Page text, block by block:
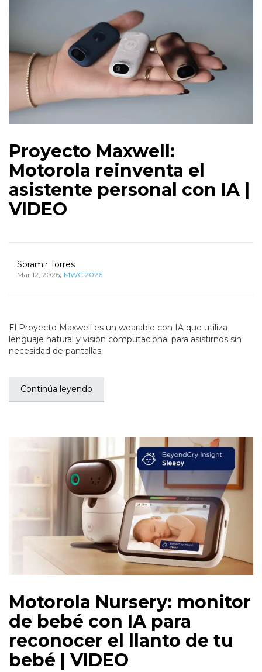
Proyecto Maxwell:
Motorola reinventa el
asistente personal con IA |
VIDEO
Soramir Torres
Mar 12, 2026, MWC 2026
El Proyecto Maxwell es un wearable con IA que utiliza
lenguaje natural y visión computacional para asistirnos sin
necesidad de pantallas.
Continúa leyendo
Motorola Nursery: monitor
de bebé con IA para
reconocer el llanto de tu
bebé | VIDEO